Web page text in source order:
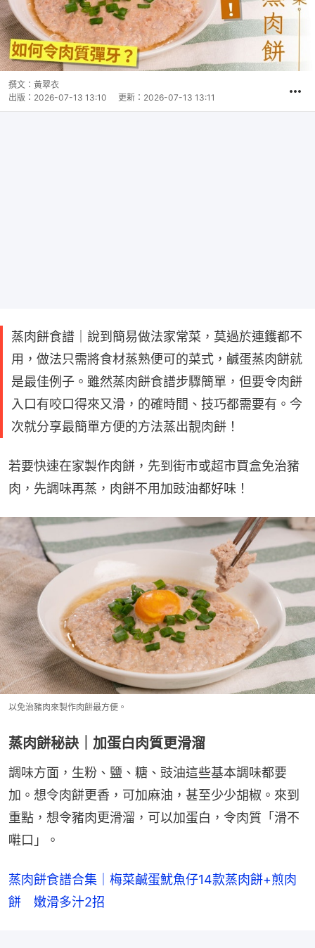
撰文： 黃翠衣
出版： 2026-07-13 13:10 更新： 2026-07-13 13:11
蒸肉餅食譜｜說到簡易做法家常菜，莫過於連鑊都不
用，做法只需將食材蒸熟便可的菜式，鹹蛋蒸肉餅就
是最佳例子。雖然蒸肉餅食譜步驟簡單，但要令肉餅
入口有咬口得來又滑，的確時間、技巧都需要有。今
次就分享最簡單方便的方法蒸出靚肉餅！
若要快速在家製作肉餅，先到街市或超市買盒免治豬
肉，先調味再蒸，肉餅不用加豉油都好味！
以免治豬肉來製作肉餅最方便。
蒸肉餅秘訣｜加蛋白肉質更滑溜
調味方面，生粉、鹽、糖、豉油這些基本調味都要
加。想令肉餅更香，可加麻油，甚至少少胡椒。來到
重點，想令豬肉更滑溜，可以加蛋白，令肉質「滑不
嚡口」。
蒸肉餅食譜合集｜梅菜鹹蛋魷魚仔14款蒸肉餅+煎肉
餅　嫩滑多汁2招